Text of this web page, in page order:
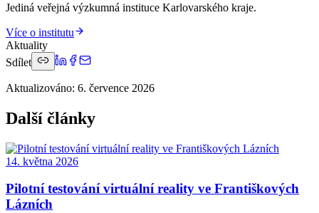
Jediná veřejná výzkumná instituce Karlovarského kraje.
Více o institutu
Aktuality
Sdílet
Aktualizováno: 6. července 2026
Další články
14. května 2026
Pilotní testování virtuální reality ve Františkových
Lázních